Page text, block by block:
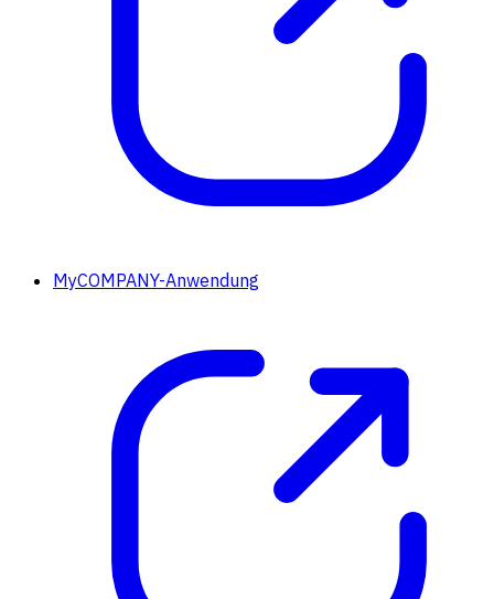
MyCOMPANY-Anwendung